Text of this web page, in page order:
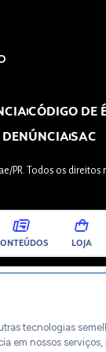
CÓDIGO DE
DENÚNCIASAC
PR. Todos os direitos
LOJA
tecnologias
em nossos